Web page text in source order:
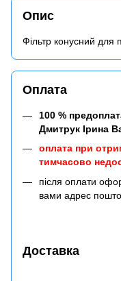
Опис
Фільтр конусний
Оплата
100 %
Дмитрук Ірина
оплата при
тимчасово
після оплати
вами адрес
Доставка